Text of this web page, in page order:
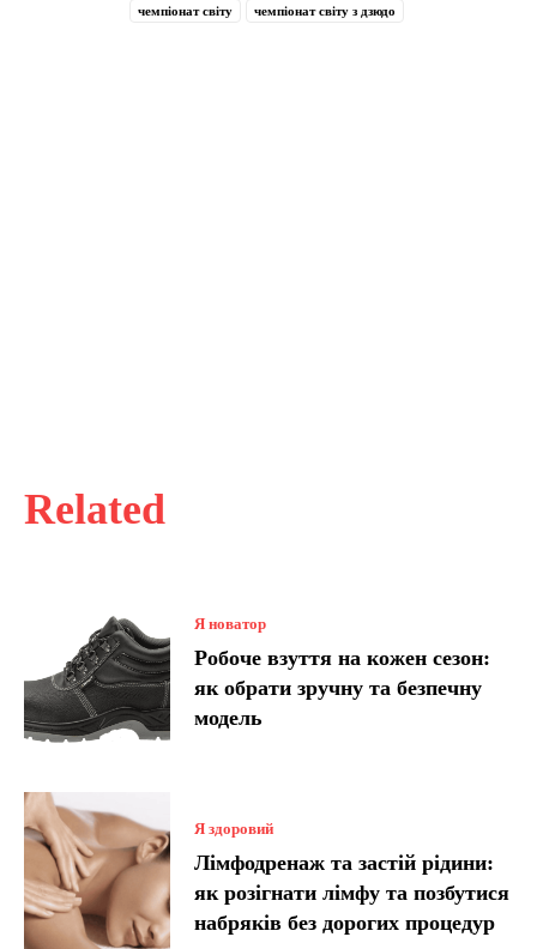
Related
Я новатор
Робоче взуття на кожен сезон:
як обрати зручну та безпечну
модель
Я здоровий
Лімфодренаж та застій рідини:
як розігнати лімфу та позбутися
набряків без дорогих процедур
чемпіонат світу чемпіонат світу з дзюдо